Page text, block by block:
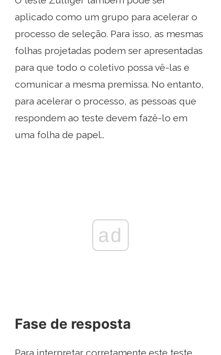
aplicado como um grupo para acelerar o
processo de seleção. Para isso, as mesmas
folhas projetadas podem ser apresentadas
para que todo o coletivo possa vê-las e
comunicar a mesma premissa. No entanto,
para acelerar o processo, as pessoas que
respondem ao teste devem fazê-lo em
uma folha de papel..
ad
Fase de resposta
Para interpretar corretamente este teste,